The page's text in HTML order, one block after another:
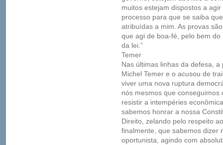
muitos estejam dispostos a
processo para que se saiba
atribuídas a mim. As provas
que agi de boa-fé, pelo bem
da lei.”
Temer
Nas últimas linhas da defesa,
Michel Temer e o acusou de
viver uma nova ruptura
nós mesmos que
resistir a intempéries
sabemos honrar a nossa
Direito, zelando pelo respeito
finalmente, que sabemos dizer
oportunista, agindo com